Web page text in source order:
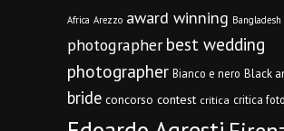
Africa Arezzo award winning Bangladesh
photographer best wedding
photographer Bianco e nero Black
bride concorso contest critica critica